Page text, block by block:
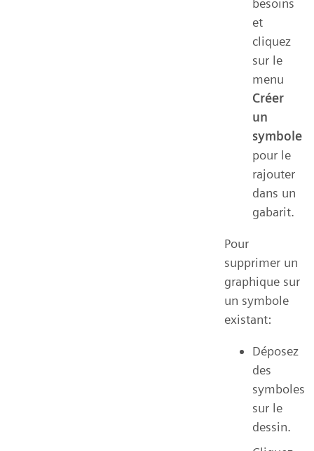
besoins
et
cliquez
sur le
menu
Créer
un
symbole
pour le
rajouter
dans un
gabarit.
Pour
supprimer un
graphique sur
un symbole
existant:
Déposez
des
symboles
sur le
dessin.